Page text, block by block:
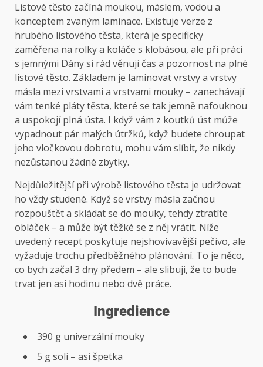
Listové těsto začíná moukou, máslem, vodou a
konceptem zvaným laminace. Existuje verze z
hrubého listového těsta, která je specificky
zaměřena na rolky a koláče s klobásou, ale při práci
s jemnými Dány si rád věnuji čas a pozornost na plné
listové těsto. Základem je laminovat vrstvy a vrstvy
másla mezi vrstvami a vrstvami mouky – zanechávají
vám tenké pláty těsta, které se tak jemně nafouknou
a uspokojí plná ústa. I když vám z koutků úst může
vypadnout pár malých útržků, když budete chroupat
jeho vločkovou dobrotu, mohu vám slíbit, že nikdy
nezůstanou žádné zbytky.
Nejdůležitější při výrobě listového těsta je udržovat
ho vždy studené. Když se vrstvy másla začnou
rozpouštět a skládat se do mouky, tehdy ztratíte
obláček – a může být těžké se z něj vrátit. Níže
uvedený recept poskytuje nejshovívavější pečivo, ale
vyžaduje trochu předběžného plánování. To je něco,
co bych začal 3 dny předem – ale slibuji, že to bude
trvat jen asi hodinu nebo dvě práce.
Ingredience
390 g univerzální mouky
5 g soli – asi špetka